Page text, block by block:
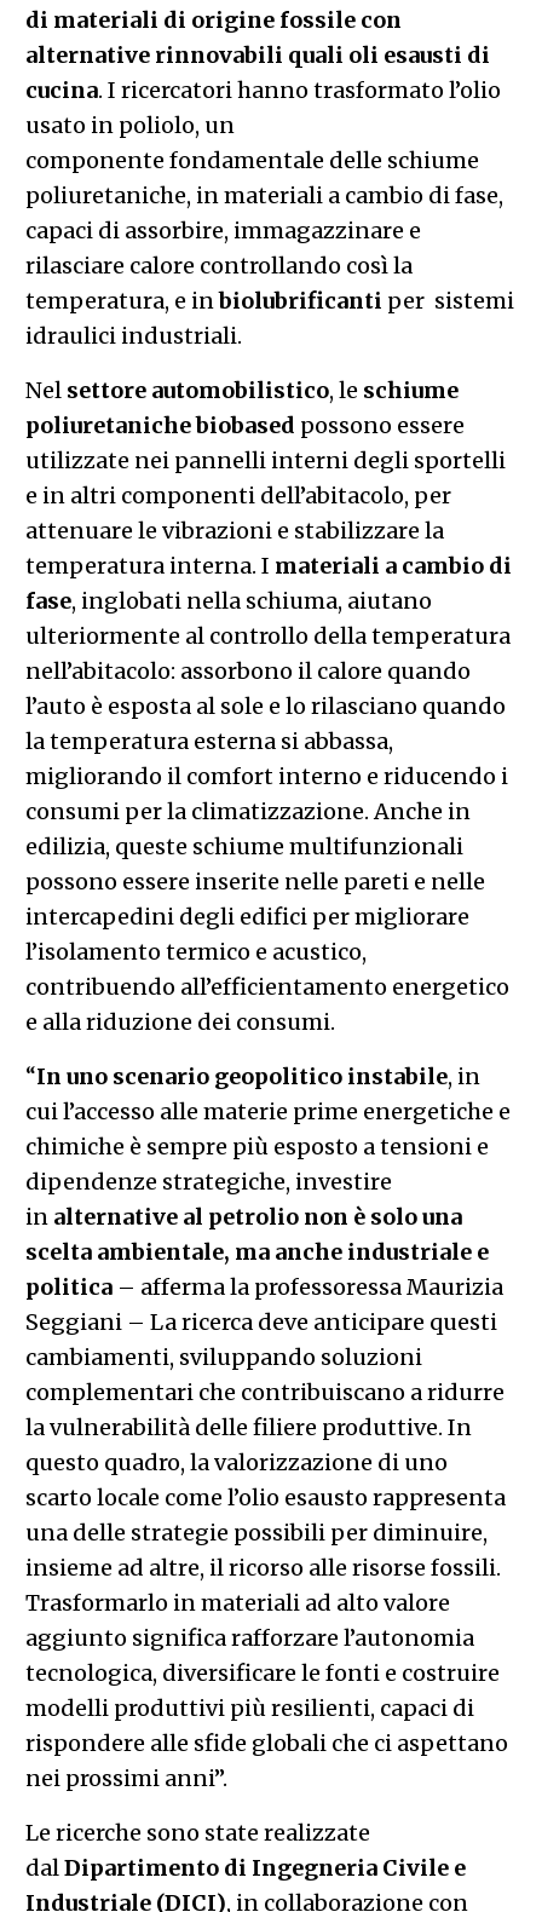
di materiali di origine fossile con
alternative rinnovabili quali oli esausti di
cucina. I ricercatori hanno trasformato l’olio
usato in poliolo, un
componente fondamentale delle schiume
poliuretaniche, in materiali a cambio di fase,
capaci di assorbire, immagazzinare e
rilasciare calore controllando così la
temperatura, e inbiolubrificanti per sistemi
idraulici industriali.
Nel settore automobilistico, le schiume
poliuretaniche biobased possono essere
utilizzate nei pannelli interni degli sportelli
e in altri componenti dell’abitacolo, per
attenuare le vibrazioni e stabilizzare la
temperatura interna. I materiali a cambio di
fase, inglobati nella schiuma, aiutano
ulteriormente al controllo della temperatura
nell’abitacolo: assorbono il calore quando
l’auto è esposta al sole e lo rilasciano quando
la temperatura esterna si abbassa,
migliorando il comfort interno e riducendo i
consumi per la climatizzazione. Anche in
edilizia, queste schiume multifunzionali
possono essere inserite nelle pareti e nelle
intercapedini degli edifici per migliorare
l’isolamento termico e acustico,
contribuendo all’efficientamento energetico
e alla riduzione dei consumi.
“In uno scenario geopolitico instabile, in
cui l’accesso alle materie prime energetiche e
chimiche è sempre più esposto a tensioni e
dipendenze strategiche, investire
in alternative al petrolio non è solo una
scelta ambientale, ma anche industriale e
politica– afferma la professoressa Maurizia
Seggiani – La ricerca deve anticipare questi
cambiamenti, sviluppando soluzioni
complementari che contribuiscano a ridurre
la vulnerabilità delle filiere produttive. In
questo quadro, la valorizzazione di uno
scarto locale come l’olio esausto rappresenta
una delle strategie possibili per diminuire,
insieme ad altre, il ricorso alle risorse fossili.
Trasformarlo in materiali ad alto valore
aggiunto significa rafforzare l’autonomia
tecnologica, diversificare le fonti e costruire
modelli produttivi più resilienti, capaci di
rispondere alle sfide globali che ci aspettano
nei prossimi anni”.
Le ricerche sono state realizzate
dal Dipartimento di Ingegneria Civile e
Industriale (DICI), in collaborazione con